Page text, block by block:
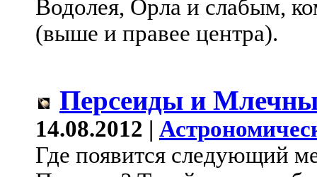
Водолея, Орла и слабым,
(выше и правее центра).
Персеиды и
14.08.2012 |
Где появится следующий